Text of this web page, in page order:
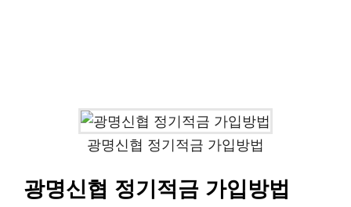
광명신협 정기적금 가입방법
광명신협 정기적금 가입방법